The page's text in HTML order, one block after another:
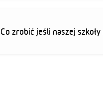
Co zrobić jeśli naszej